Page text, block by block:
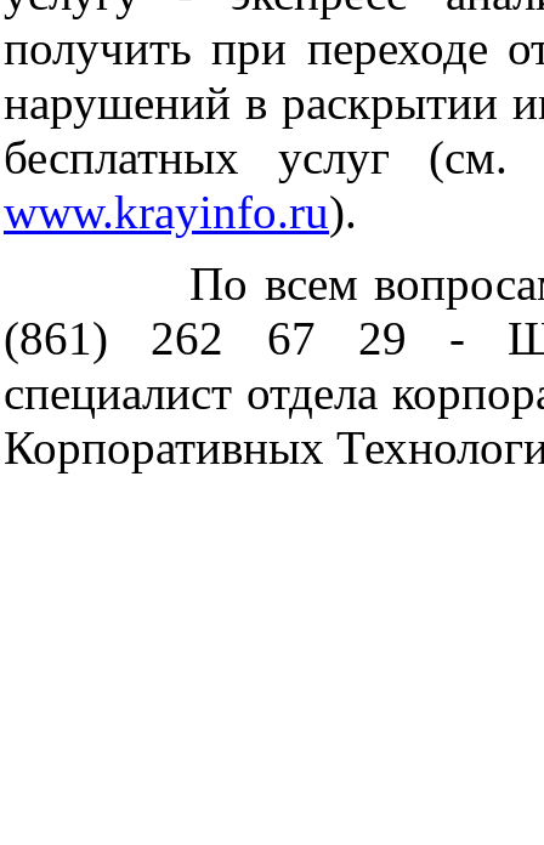
получить при переходе
нарушений в раскрытии
бесплатных услуг (см.
www.krayinfo.ru).
По всем вопросам
(861) 262 67 29 -
специалист отдела
Корпоративных